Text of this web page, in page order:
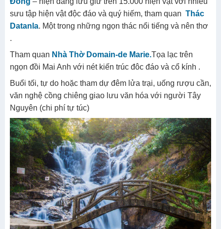
sưu tập hiện vật độc đáo và quý hiếm, tham quan Thác
Datanla. Một trong những ngọn thác nổi tiếng và nên thơ
.
Tham quan Nhà Thờ Domain-de Marie.Tọa lạc trên
ngọn đồi Mai Anh với nét kiến trúc đôc đáo và cổ kính .
Buổi tối, tự do hoặc tham dự đêm lửa trại, uống rượu cần,
văn nghệ cồng chiêng giao lưu văn hóa với người Tây
Nguyên (chi phí tự túc)